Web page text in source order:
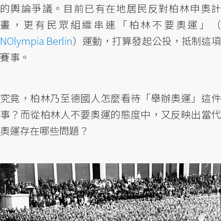
的輿論爭議。目前已有在地居民反對柏林申奧計
畫，更有民眾組織串連「柏林不要奧運」（
NOlympia Berlin）運動，打算發起公投，抵制這項
賽事。
究竟，柏林乃至德國人怎麼看待「舉辦奧運」這件
事？而從柏林人不要奧運的態度中，又反映出當代
奧運存在哪些問題？